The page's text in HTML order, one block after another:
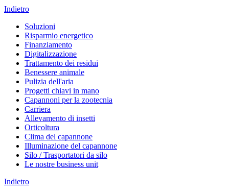
Indietro
Soluzioni
Risparmio energetico
Finanziamento
Digitalizzazione
Trattamento dei residui
Benessere animale
Pulizia dell'aria
Progetti chiavi in mano
Capannoni per la zootecnia
Carriera
Allevamento di insetti
Orticoltura
Clima del capannone
Illuminazione del capannone
Silo / Trasportatori da silo
Le nostre business unit
Indietro